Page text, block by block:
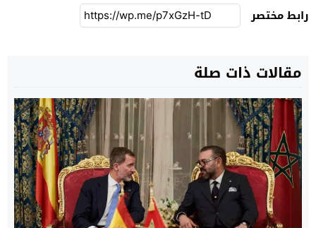
رابط مختصر
مقالات ذات صلة